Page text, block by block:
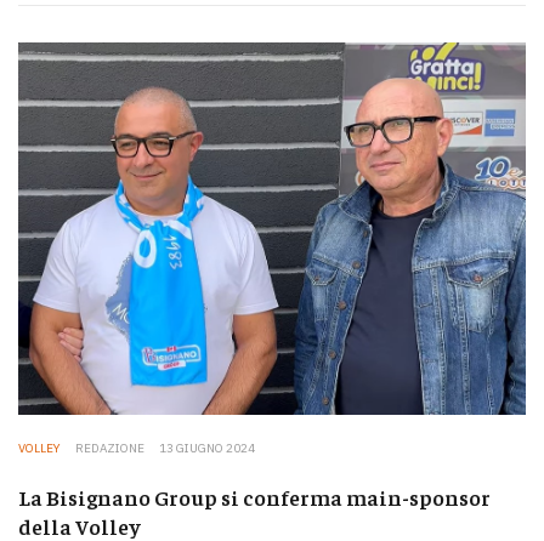
VOLLEY REDAZIONE 13 GIUGNO 2024
La Bisignano Group si conferma main-sponsor
della Volley